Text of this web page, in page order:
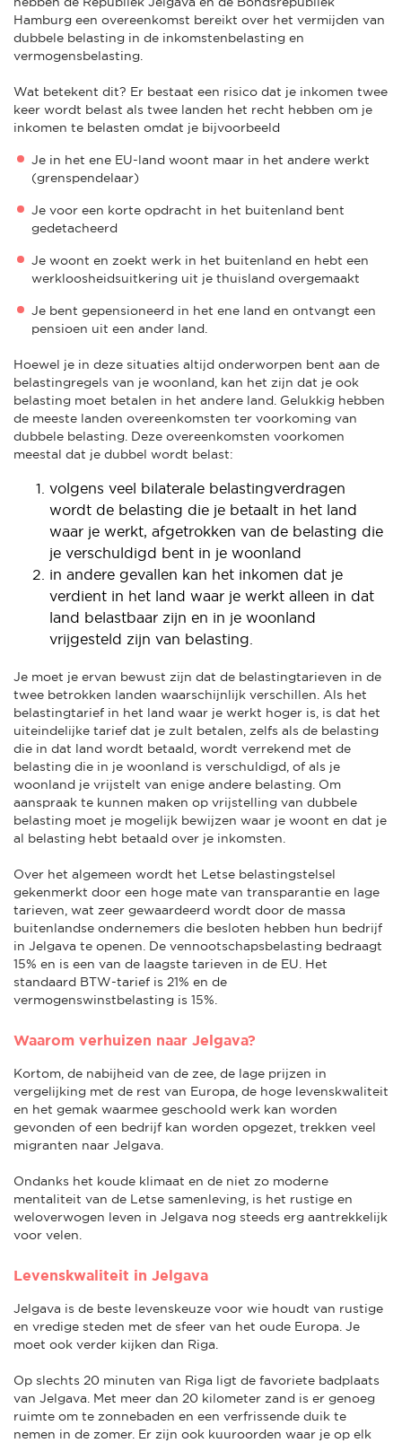
Hamburg een overeenkomst bereikt over het vermijden van
dubbele belasting in de inkomstenbelasting en
vermogensbelasting.
Wat betekent dit? Er bestaat een risico dat je inkomen twee
keer wordt belast als twee landen het recht hebben om je
inkomen te belasten omdat je bijvoorbeeld
Je in het ene EU-land woont maar in het andere werkt
(grenspendelaar)
Je voor een korte opdracht in het buitenland bent
gedetacheerd
Je woont en zoekt werk in het buitenland en hebt een
werkloosheidsuitkering uit je thuisland overgemaakt
Je bent gepensioneerd in het ene land en ontvangt een
pensioen uit een ander land.
Hoewel je in deze situaties altijd onderworpen bent aan de
belastingregels van je woonland, kan het zijn dat je ook
belasting moet betalen in het andere land. Gelukkig hebben
de meeste landen overeenkomsten ter voorkoming van
dubbele belasting. Deze overeenkomsten voorkomen
meestal dat je dubbel wordt belast:
volgens veel bilaterale belastingverdragen
wordt de belasting die je betaalt in het land
waar je werkt, afgetrokken van de belasting die
je verschuldigd bent in je woonland
in andere gevallen kan het inkomen dat je
verdient in het land waar je werkt alleen in dat
land belastbaar zijn en in je woonland
vrijgesteld zijn van belasting.
Je moet je ervan bewust zijn dat de belastingtarieven in de
twee betrokken landen waarschijnlijk verschillen. Als het
belastingtarief in het land waar je werkt hoger is, is dat het
uiteindelijke tarief dat je zult betalen, zelfs als de belasting
die in dat land wordt betaald, wordt verrekend met de
belasting die in je woonland is verschuldigd, of als je
woonland je vrijstelt van enige andere belasting. Om
aanspraak te kunnen maken op vrijstelling van dubbele
belasting moet je mogelijk bewijzen waar je woont en dat je
al belasting hebt betaald over je inkomsten.
Over het algemeen wordt het Letse belastingstelsel
gekenmerkt door een hoge mate van transparantie en lage
tarieven, wat zeer gewaardeerd wordt door de massa
buitenlandse ondernemers die besloten hebben hun bedrijf
in Jelgava te openen. De vennootschapsbelasting bedraagt
15% en is een van de laagste tarieven in de EU. Het
standaard BTW-tarief is 21% en de
vermogenswinstbelasting is 15%.
Waarom verhuizen naar Jelgava?
Kortom, de nabijheid van de zee, de lage prijzen in
vergelijking met de rest van Europa, de hoge levenskwaliteit
en het gemak waarmee geschoold werk kan worden
gevonden of een bedrijf kan worden opgezet, trekken veel
migranten naar Jelgava.
Ondanks het koude klimaat en de niet zo moderne
mentaliteit van de Letse samenleving, is het rustige en
weloverwogen leven in Jelgava nog steeds erg aantrekkelijk
voor velen.
Levenskwaliteit in Jelgava
Jelgava is de beste levenskeuze voor wie houdt van rustige
en vredige steden met de sfeer van het oude Europa. Je
moet ook verder kijken dan Riga.
Op slechts 20 minuten van Riga ligt de favoriete badplaats
van Jelgava. Met meer dan 20 kilometer zand is er genoeg
ruimte om te zonnebaden en een verfrissende duik te
nemen in de zomer. Er zijn ook kuuroorden waar je op elk